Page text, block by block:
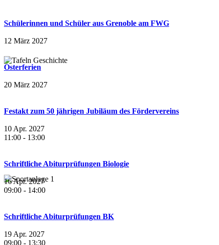
Schülerinnen und Schüler aus Grenoble am FWG
12 März 2027
Osterferien
20 März 2027
Festakt zum 50 jährigen Jubiläum des Fördervereins
10 Apr. 2027
11:00 - 13:00
Schriftliche Abiturprüfungen Biologie
16 Apr. 2027
09:00 - 14:00
Schriftliche Abiturprüfungen BK
19 Apr. 2027
09:00 - 13:30